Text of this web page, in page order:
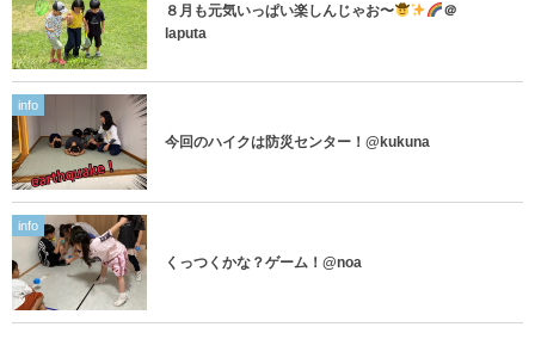
８月も元気いっぱい楽しんじゃお〜
＠
laputa
info
今回のハイクは防災センター！@kukuna
info
くっつくかな？ゲーム！@noa